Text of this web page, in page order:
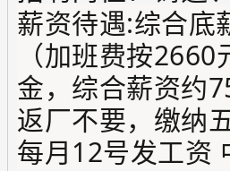
薪资待遇:综合底
（加班费按
金，综合薪资约
返厂不要，缴纳
每月12号发工资